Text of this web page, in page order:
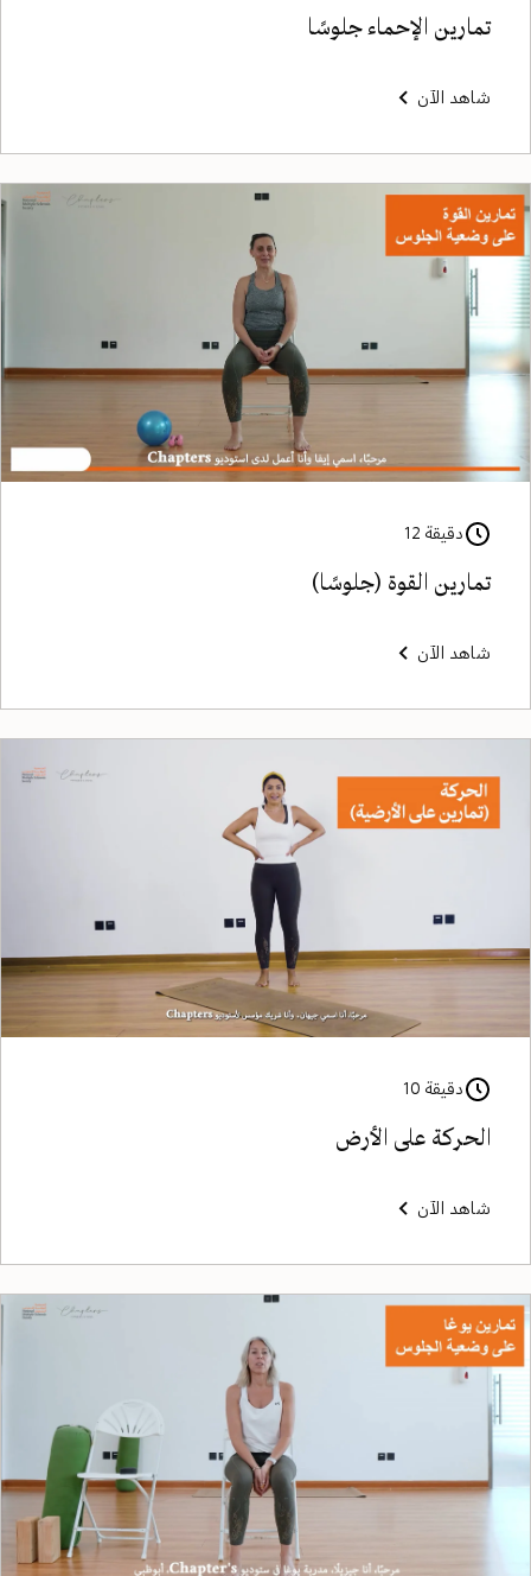
تمارين الإحماء جلوسًا
شاهد الآن
دقيقة 12
تمارين القوة (جلوسًا)
شاهد الآن
دقيقة 10
الحركة على الأرض
شاهد الآن